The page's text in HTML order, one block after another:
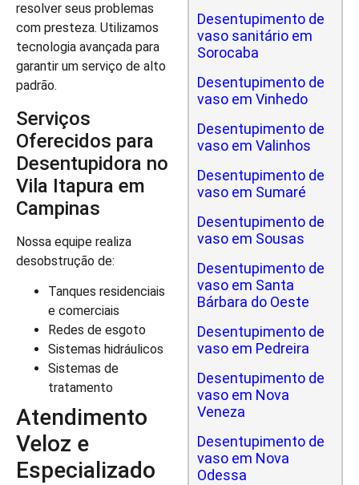
resolver seus problemas
com presteza. Utilizamos
tecnologia avançada para
garantir um serviço de alto
padrão.
Serviços
Oferecidos para
Desentupidora no
Vila Itapura em
Campinas
Nossa equipe realiza
desobstrução de:
Tanques residenciais
e comerciais
Redes de esgoto
Sistemas hidráulicos
Sistemas de
tratamento
Atendimento
Veloz e
Especializado
Desentupimento de
vaso sanitário em
Sorocaba
Desentupimento de
vaso em Vinhedo
Desentupimento de
vaso em Valinhos
Desentupimento de
vaso em Sumaré
Desentupimento de
vaso em Sousas
Desentupimento de
vaso em Santa
Bárbara do Oeste
Desentupimento de
vaso em Pedreira
Desentupimento de
vaso em Nova
Veneza
Desentupimento de
vaso em Nova
Odessa